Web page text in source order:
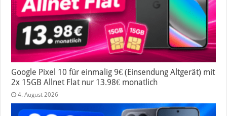
Google Pixel 10 für einmalig 9€ (Einsendung Altgerät) mit
2x 15GB Allnet Flat nur 13.98€ monatlich
4. August 2026